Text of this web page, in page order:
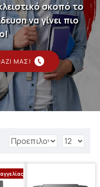
σκοπό το
να γίνει πιο
ΜΑΣ!